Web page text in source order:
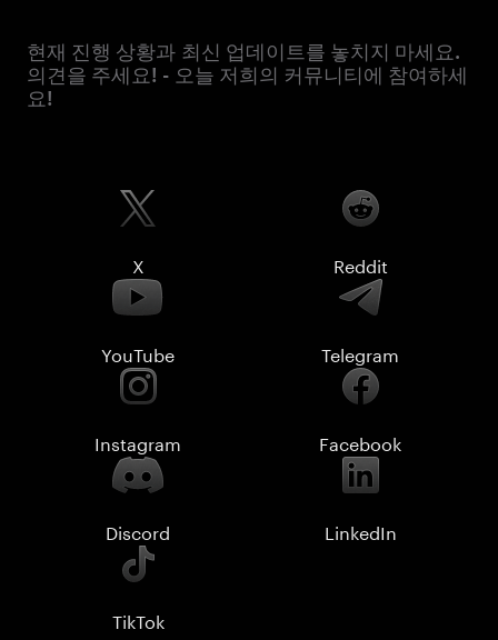
현재 진행 상황과 최신 업데이트를 놓치지 마세요.
의견을 주세요! - 오늘 저희의 커뮤니티에 참여하세
요!
X Reddit
YouTube Telegram
Instagram Facebook
Discord LinkedIn
TikTok